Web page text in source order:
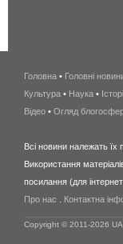
Головна • Головні
Культура • Наука •
Відео • Огляд
Всі новини належать їх
Використання
посилання (для
Про нас
Контактна
Copyright © 2011-2026